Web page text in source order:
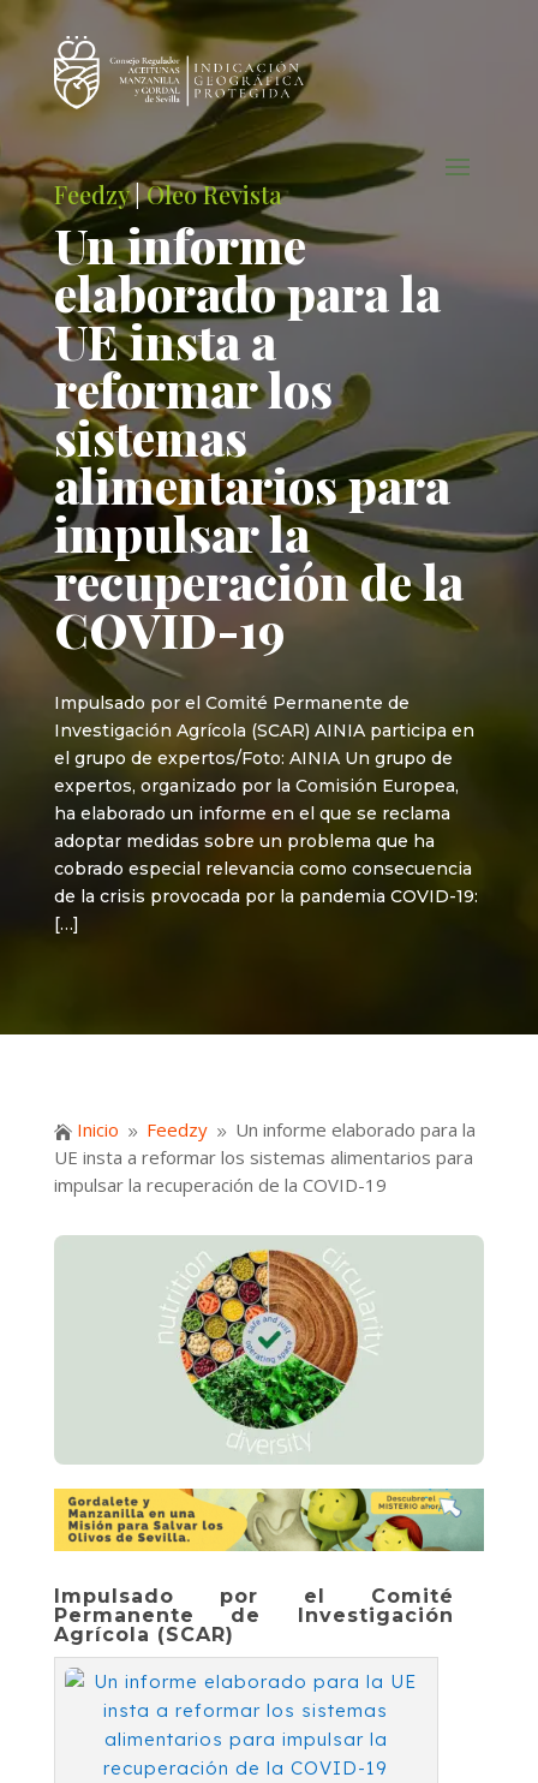
Feedzy|Oleo Revista
Un informe
elaborado para la
UE insta a
reformar los
sistemas
alimentarios para
impulsar la
recuperación de la
COVID-19
Impulsado por el Comité Permanente de
Investigación Agrícola (SCAR) AINIA participa en
el grupo de expertos/Foto: AINIA Un grupo de
expertos, organizado por la Comisión Europea,
ha elaborado un informe en el que se reclama
adoptar medidas sobre un problema que ha
cobrado especial relevancia como consecuencia
de la crisis provocada por la pandemia COVID-19:
[…]
 Inicio 9 Feedzy 9 Un informe elaborado para la
UE insta a reformar los sistemas alimentarios para
impulsar la recuperación de la COVID-19
Impulsado por el Comité
Permanente de Investigación
Agrícola (SCAR)